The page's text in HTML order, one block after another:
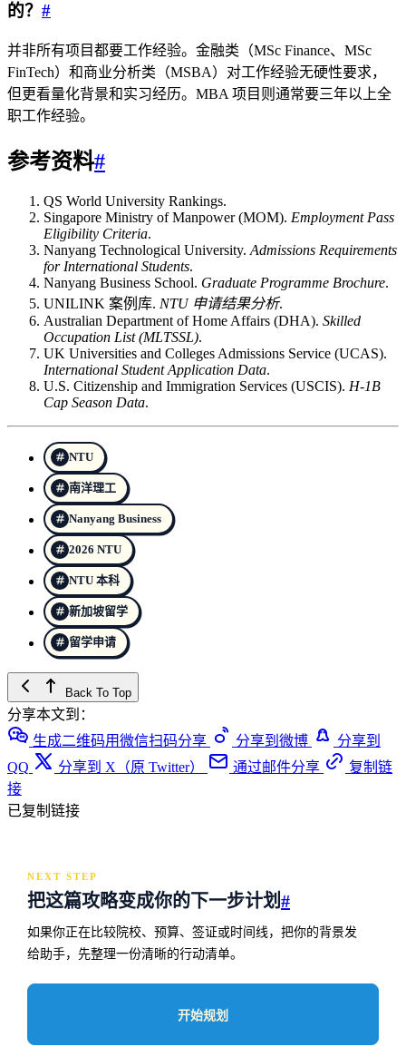
的？ #
并非所有项目都要工作经验。金融类（MSc Finance、MSc
FinTech）和商业分析类（MSBA）对工作经验无硬性要求，
但更看量化背景和实习经历。MBA 项目则通常要三年以上全
职工作经验。
参考资料#
QS World University Rankings.
Singapore Ministry of Manpower (MOM). Employment Pass
Eligibility Criteria.
Nanyang Technological University. Admissions Requirements
for International Students.
Nanyang Business School. Graduate Programme Brochure.
UNILINK 案例库. NTU 申请结果分析.
Australian Department of Home Affairs (DHA). Skilled
Occupation List (MLTSSL).
UK Universities and Colleges Admissions Service (UCAS).
International Student Application Data.
U.S. Citizenship and Immigration Services (USCIS). H‑1B
Cap Season Data.
NTU
南洋理工
Nanyang Business
2026 NTU
NTU 本科
新加坡留学
留学申请
Back To Top
分享本文到：
生成二维码用微信扫码分享
分享到微博
分享到
QQ
分享到 X（原 Twitter） 通过邮件分享
复制链
接
已复制链接
NEXT STEP
把这篇攻略变成你的下一步计划#
如果你正在比较院校、预算、签证或时间线，把你的背景发
给助手，先整理一份清晰的行动清单。
开始规划